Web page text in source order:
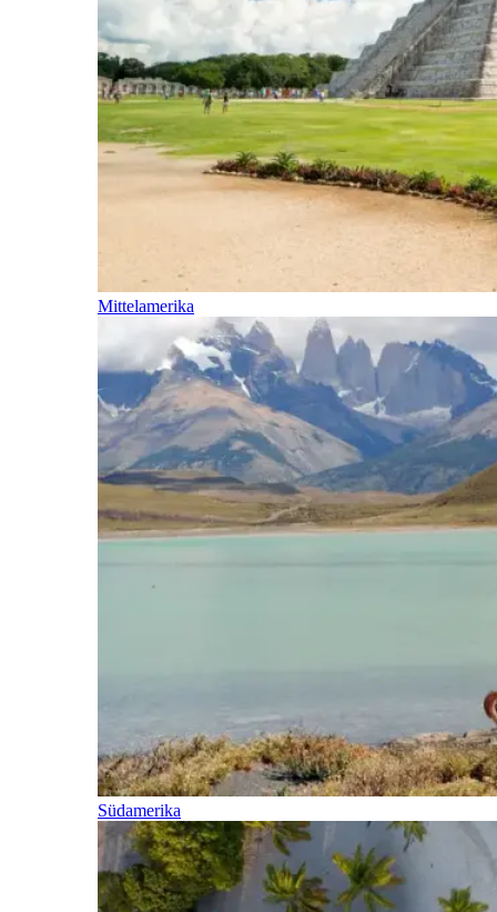
Mittelamerika
Südamerika